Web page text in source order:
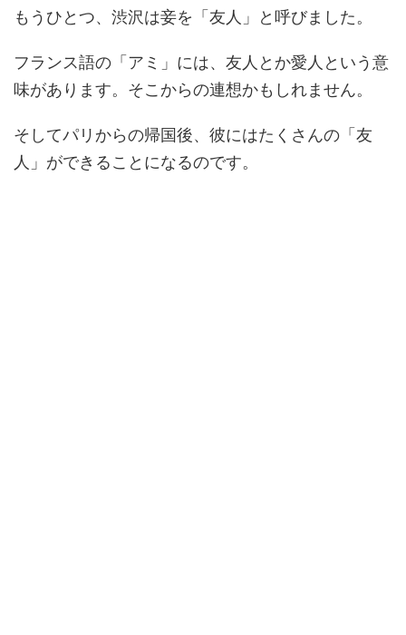
もうひとつ、渋沢は妾を「友人」と呼びました。
フランス語の「アミ」には、友人とか愛人という意
味があります。そこからの連想かもしれません。
そしてパリからの帰国後、彼にはたくさんの「友
人」ができることになるのです。